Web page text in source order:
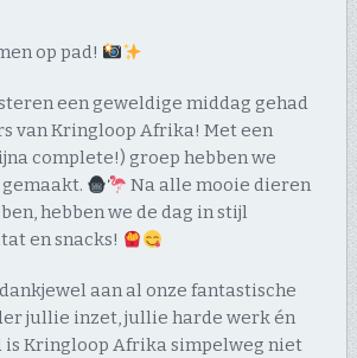
op pad!
een geweldige middag gehad
van Kringloop Afrika! Met een
complete!) groep hebben we
Na alle mooie dieren
hebben we de dag in stijl
en snacks!
aan al onze fantastische
jullie inzet, jullie harde werk én
Kringloop Afrika simpelweg niet